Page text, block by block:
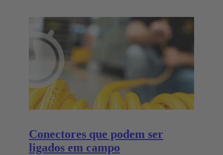
Conectores que podem ser
ligados em campo